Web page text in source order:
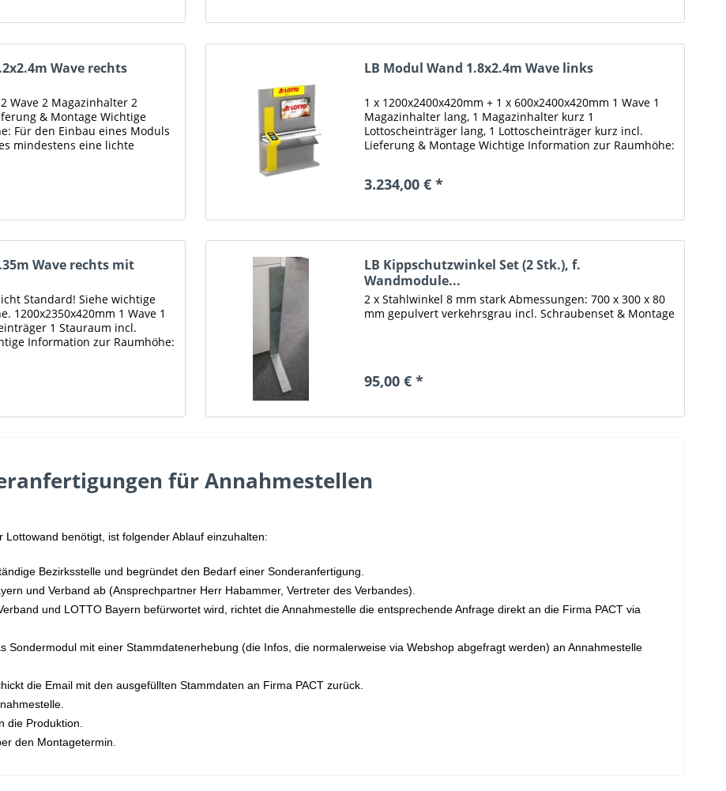
Wave rechts
Wave 2 Magazinhalter 2
& Montage Wichtige
Für den Einbau eines Moduls
mindestens eine lichte
LB Modul Wand 1.8x2.4m Wave links
1 x 1200x2400x420mm + 1 x 600x2400x420mm 1 Wave 1
Magazinhalter lang, 1 Magazinhalter kurz 1
Lottoscheinträger lang, 1 Lottoscheinträger kurz incl.
Lieferung & Montage Wichtige Information zur Raumhöhe:
3.234,00 € *
Wave rechts mit
Standard! Siehe wichtige
1200x2350x420mm 1 Wave 1
1 Stauraum incl.
Information zur Raumhöhe:
LB Kippschutzwinkel Set (2 Stk.), f.
Wandmodule...
2 x Stahlwinkel 8 mm stark Abmessungen: 700 x 300 x 80
mm gepulvert verkehrsgrau incl. Schraubenset & Montage
95,00 € *
für Annahmestellen
benötigt, ist folgender Ablauf einzuhalten:
Bezirksstelle und begründet den Bedarf einer Sonderanfertigung.
und Verband ab (Ansprechpartner Herr Habammer, Vertreter des Verbandes).
und LOTTO Bayern befürwortet wird, richtet die Annahmestelle die entsprechende Anfrage direkt an die Firma PACT via
mit einer Stammdatenerhebung (die Infos, die normalerweise via Webshop abgefragt werden) an Annahmestelle
die Email mit den ausgefüllten Stammdaten an Firma PACT zurück.
Produktion.
den Montagetermin.